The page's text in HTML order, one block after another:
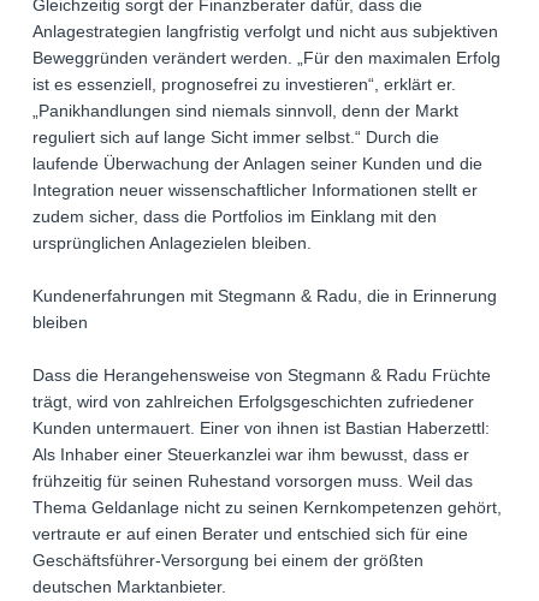
Gleichzeitig sorgt der Finanzberater dafür, dass die
Anlagestrategien langfristig verfolgt und nicht aus subjektiven
Beweggründen verändert werden. „Für den maximalen Erfolg
ist es essenziell, prognosefrei zu investieren“, erklärt er.
„Panikhandlungen sind niemals sinnvoll, denn der Markt
reguliert sich auf lange Sicht immer selbst.“ Durch die
laufende Überwachung der Anlagen seiner Kunden und die
Integration neuer wissenschaftlicher Informationen stellt er
zudem sicher, dass die Portfolios im Einklang mit den
ursprünglichen Anlagezielen bleiben.
Kundenerfahrungen mit Stegmann & Radu, die in Erinnerung
bleiben
Dass die Herangehensweise von Stegmann & Radu Früchte
trägt, wird von zahlreichen Erfolgsgeschichten zufriedener
Kunden untermauert. Einer von ihnen ist Bastian Haberzettl:
Als Inhaber einer Steuerkanzlei war ihm bewusst, dass er
frühzeitig für seinen Ruhestand vorsorgen muss. Weil das
Thema Geldanlage nicht zu seinen Kernkompetenzen gehört,
vertraute er auf einen Berater und entschied sich für eine
Geschäftsführer-Versorgung bei einem der größten
deutschen Marktanbieter.